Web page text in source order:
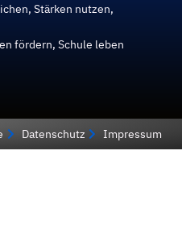
Stärken nutzen,
fördern, Schule leben
Datenschutz Impressum